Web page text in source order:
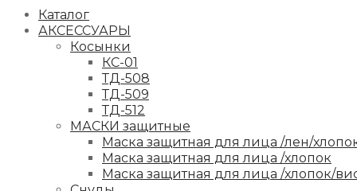
Каталог
АКСЕССУАРЫ
Косынки
КС-01
ТД-508
ТД-509
ТД-512
МАСКИ защитные
Маска защитная для лица /лен/
Маска защитная для лица /хлопок
Маска защитная для лица /хлопок/